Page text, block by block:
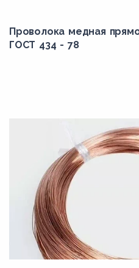
Проволока медная
ГОСТ 434 - 78